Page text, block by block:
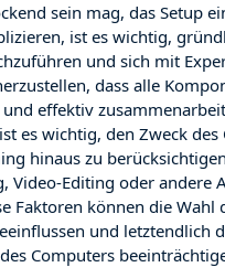
sein mag, das Setup
ist es wichtig,
und sich mit
dass alle
effektiv
es wichtig, den Zweck des
hinaus zu
Video-Editing oder andere
Faktoren können die Wahl
und letztendlich
Computers